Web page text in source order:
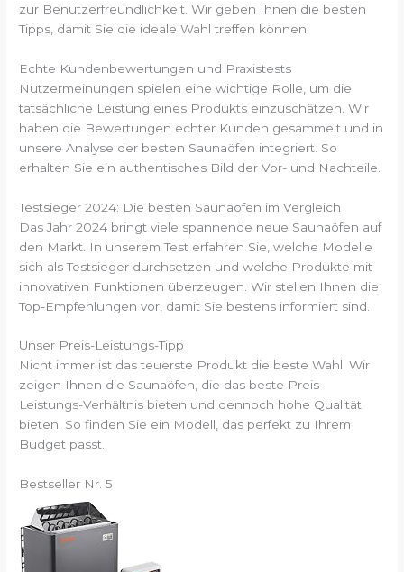
zur Benutzerfreundlichkeit. Wir geben Ihnen die besten
Tipps, damit Sie die ideale Wahl treffen können.
Echte Kundenbewertungen und Praxistests
Nutzermeinungen spielen eine wichtige Rolle, um die
tatsächliche Leistung eines Produkts einzuschätzen. Wir
haben die Bewertungen echter Kunden gesammelt und in
unsere Analyse der besten Saunaöfen integriert. So
erhalten Sie ein authentisches Bild der Vor- und Nachteile.
Testsieger 2024: Die besten Saunaöfen im Vergleich
Das Jahr 2024 bringt viele spannende neue Saunaöfen auf
den Markt. In unserem Test erfahren Sie, welche Modelle
sich als Testsieger durchsetzen und welche Produkte mit
innovativen Funktionen überzeugen. Wir stellen Ihnen die
Top-Empfehlungen vor, damit Sie bestens informiert sind.
Unser Preis-Leistungs-Tipp
Nicht immer ist das teuerste Produkt die beste Wahl. Wir
zeigen Ihnen die Saunaöfen, die das beste Preis-
Leistungs-Verhältnis bieten und dennoch hohe Qualität
bieten. So finden Sie ein Modell, das perfekt zu Ihrem
Budget passt.
Bestseller Nr. 5